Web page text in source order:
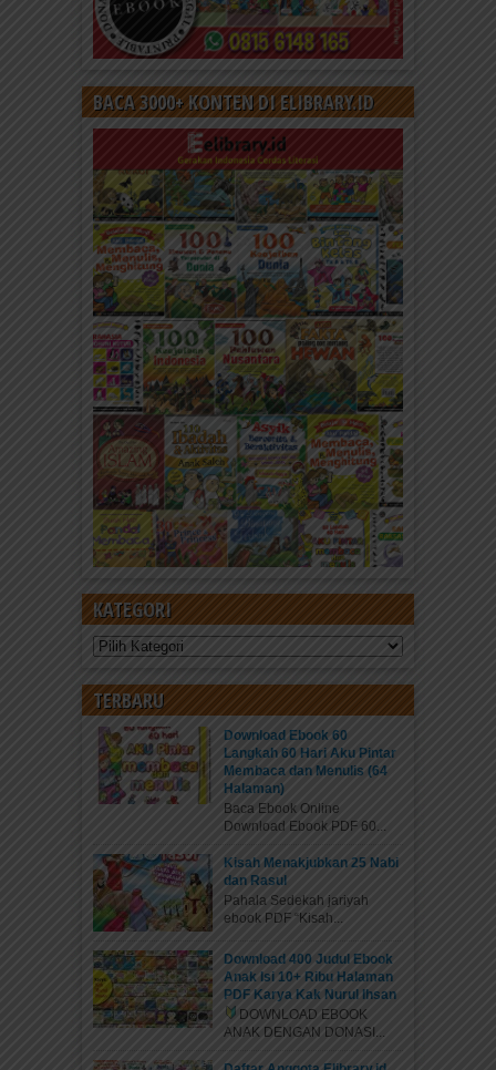
BACA 3000+ KONTEN DI ELIBRARY.ID
KATEGORI
Kategori
TERBARU
Download Ebook 60
Langkah 60 Hari Aku Pintar
Membaca dan Menulis (64
Halaman)
Baca Ebook Online
Download Ebook PDF 60...
Kisah Menakjubkan 25 Nabi
dan Rasul
Pahala Sedekah jariyah
ebook PDF “Kisah...
Download 400 Judul Ebook
Anak Isi 10+ Ribu Halaman
PDF Karya Kak Nurul Ihsan
DOWNLOAD EBOOK
ANAK DENGAN DONASI...